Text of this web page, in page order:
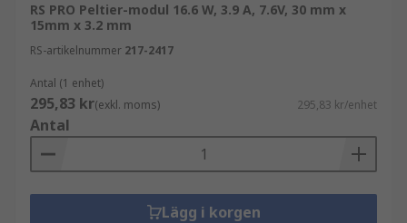
RS PRO Peltier-modul 16.6 W, 3.9 A, 7.6V, 30 mm x
15mm x 3.2 mm
RS-artikelnummer 217-2417
Antal (1 enhet)
295,83 kr(exkl. moms) 295,83 kr/enhet
Antal
Lägg i korgen